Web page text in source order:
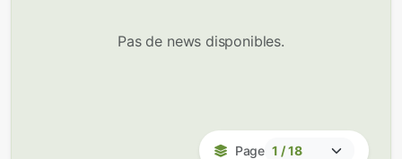
Pas de news disponibles.
Page